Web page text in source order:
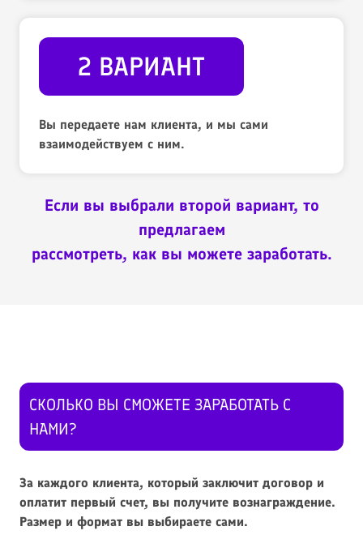
2 ВАРИАНТ
Вы передаете нам клиента, и мы сами
взаимодействуем с ним.
Если вы выбрали второй вариант, то
предлагаем
рассмотреть, как вы можете заработать.
СКОЛЬКО ВЫ СМОЖЕТЕ ЗАРАБОТАТЬ С
НАМИ?
За каждого клиента, который заключит договор и
оплатит первый счет, вы получите вознаграждение.
Размер и формат вы выбираете сами.